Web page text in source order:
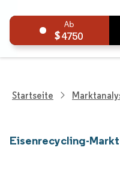
4750
Startseite
Eisenrecycling-